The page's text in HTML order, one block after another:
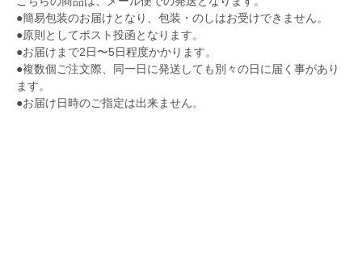
●簡易包装のお届けとなり、包装・のしはお受けできません。
●原則としてポスト投函となります。
●お届けまで2日〜5日程度かかります。
●複数個ご注文際、同一日に発送しても別々の日に届く事があり
ます。
●お届け日時のご指定は出来ません。